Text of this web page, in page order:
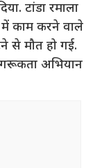
टांडा रमाला
में काम करने वाले
से मौत हो गई.
अभियान